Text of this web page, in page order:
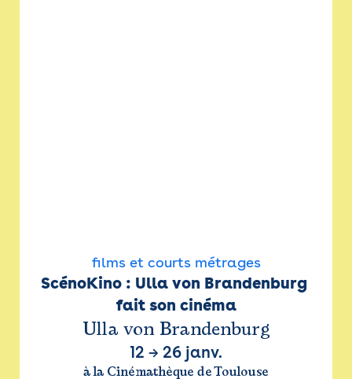
films et courts métrages
ScénoKino : Ulla von Brandenburg
fait son cinéma
Ulla von Brandenburg
12 → 26 janv.
à la Cinémathèque de Toulouse